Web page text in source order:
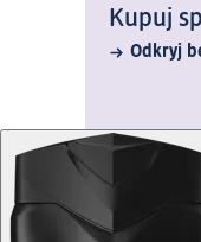
Kupuj
Odkryj